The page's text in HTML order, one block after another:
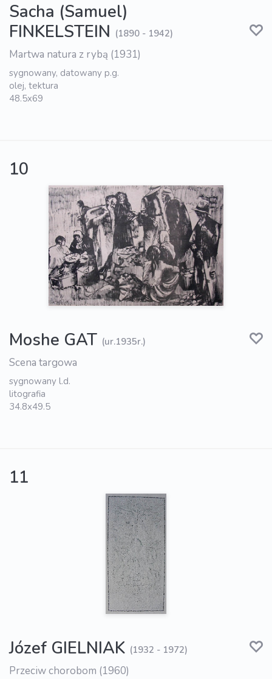
Sacha (Samuel)
FINKELSTEIN (1890 - 1942)
Martwa natura z rybą (1931)
sygnowany, datowany p.g.
olej, tektura
48.5x69
10
Moshe GAT (ur.1935r.)
Scena targowa
sygnowany l.d.
litografia
34.8x49.5
11
Józef GIELNIAK (1932 - 1972)
Przeciw chorobom (1960)